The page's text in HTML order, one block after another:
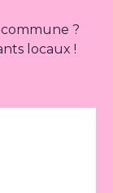
commune ?
locaux !